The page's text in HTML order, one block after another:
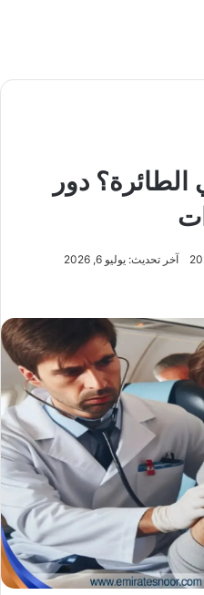
دور
آخر تحديث: يوليو 6, 2026